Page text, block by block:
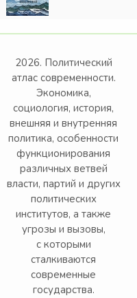
2026. Политический
атлас современности.
Экономика,
социология, история,
внешняя и внутренняя
политика, особенности
функционирования
различных ветвей
власти, партий и других
политических
институтов, а также
угрозы и вызовы,
с которыми
сталкиваются
современные
государства.